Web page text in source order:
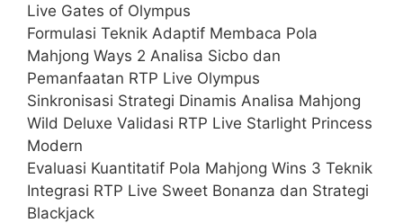
Live Gates of Olympus
Formulasi Teknik Adaptif Membaca Pola
Mahjong Ways 2 Analisa Sicbo dan
Pemanfaatan RTP Live Olympus
Sinkronisasi Strategi Dinamis Analisa Mahjong
Wild Deluxe Validasi RTP Live Starlight Princess
Modern
Evaluasi Kuantitatif Pola Mahjong Wins 3 Teknik
Integrasi RTP Live Sweet Bonanza dan Strategi
Blackjack